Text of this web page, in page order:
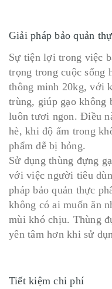
Giải pháp bảo quản
Sự tiện lợi trong việc
trọng trong cuộc sống
thông minh 20kg, với
trùng, giúp gạo không
luôn tươi ngon. Điều
hè, khi độ ẩm trong
phẩm dễ bị hỏng.
Sử dụng thùng đựng
với việc người tiêu
pháp bảo quản thực
không có ai muốn ăn
mùi khó chịu. Thùng
yên tâm hơn khi sử
Tiết kiệm chi phí